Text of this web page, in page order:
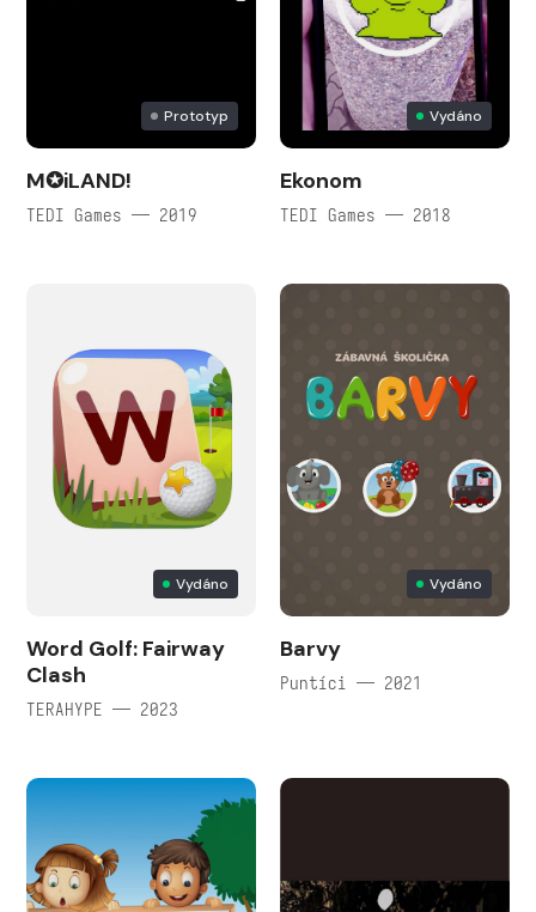
Prototyp
M✪iLAND!
TEDI Games — 2019
Vydáno
Ekonom
TEDI Games — 2018
Vydáno
Word Golf: Fairway
Clash
TERAHYPE — 2023
Vydáno
Barvy
Puntíci — 2021